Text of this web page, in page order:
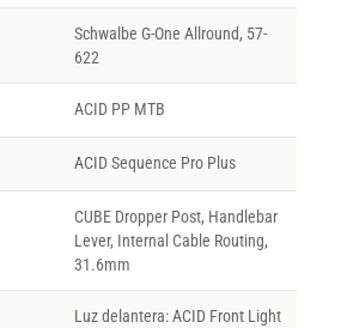
Schwalbe G-One Allround, 57-
622
ACID PP MTB
ACID Sequence Pro Plus
CUBE Dropper Post, Handlebar
Lever, Internal Cable Routing,
31.6mm
Luz delantera: ACID Front Light